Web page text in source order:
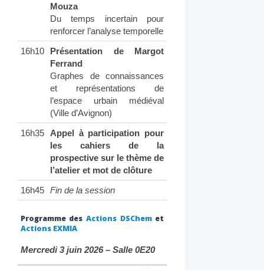
Mouza
Du temps incertain pour
renforcer l’analyse temporelle
16h10
Présentation de Margot
Ferrand
Graphes de connaissances
et représentations de
l’espace urbain médiéval
(Ville d’Avignon)
16h35
Appel à participation pour
les cahiers de la
prospective sur le thème de
l’atelier et mot de clôture
16h45 Fin de la session
Programme des Actions DSChemet
Actions EXMIA
Mercredi 3 juin 2026 – Salle 0E20